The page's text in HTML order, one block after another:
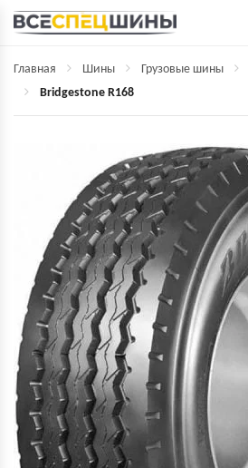
Главная Шины Грузовые шины
Bridgestone R168